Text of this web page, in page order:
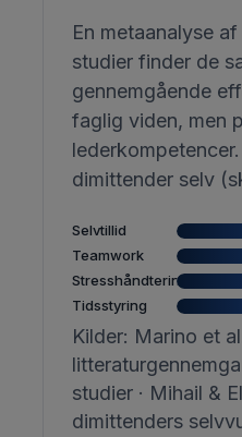
En metaanalyse
studier finder de
gennemgående
faglig viden, men
dimittender selv
Selvtillid
Teamwork
Stresshåndtering
Tidsstyring
Kilder: Marino et
studier · Mihail &
dimittenders